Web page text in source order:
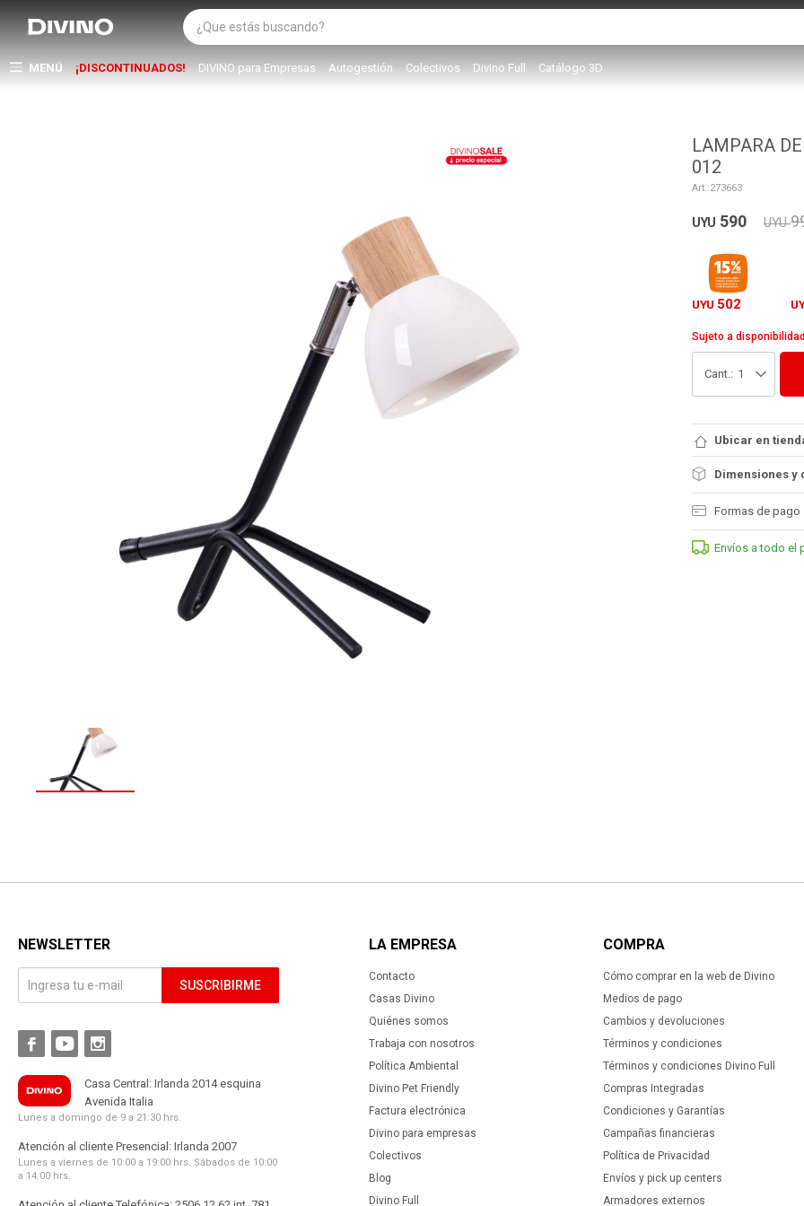
MENÚ ¡DISCONTINUADOS! DIVINO para Empresas Autogestión Colectivos Divino Full Catálogo 3D
LAMPARA
012
273663
UYU 590 UYU
UYU 502
Sujeto a
1
Ubicar en
Dimensiones
Formas de pago
Envíos a todo el
LA EMPRESA
Contacto
Casas Divino
Quiénes somos
Trabaja con nosotros
Política Ambiental
Divino Pet Friendly
Factura electrónica
Divino para empresas
Colectivos
Blog
Divino Full
COMPRA
Cómo comprar en la web de Divino
Medios de pago
Cambios y devoluciones
Términos y condiciones
Términos y condiciones Divino Full
Compras Integradas
Condiciones y Garantías
Campañas financieras
Política de Privacidad
Envíos y pick up centers
Armadores externos
NEWSLETTER
SUSCRIBIRME
  
Casa Central: Irlanda 2014 esquina
Avenida Italia
Lunes a domingo de 9 a 21:30 hrs.
Atención al cliente Presencial: Irlanda 2007
Lunes a viernes de 10:00 a 19:00 hrs. Sábados de 10:00
a 14:00 hrs.